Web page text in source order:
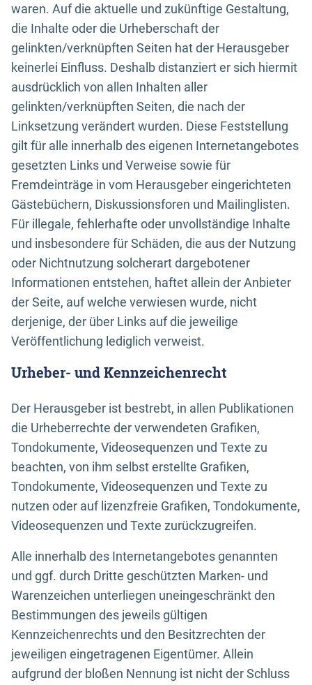
waren. Auf die aktuelle und zukünftige Gestaltung,
die Inhalte oder die Urheberschaft der
gelinkten/verknüpften Seiten hat der Herausgeber
keinerlei Einfluss. Deshalb distanziert er sich hiermit
ausdrücklich von allen Inhalten aller
gelinkten/verknüpften Seiten, die nach der
Linksetzung verändert wurden. Diese Feststellung
gilt für alle innerhalb des eigenen Internetangebotes
gesetzten Links und Verweise sowie für
Fremdeinträge in vom Herausgeber eingerichteten
Gästebüchern, Diskussionsforen und Mailinglisten.
Für illegale, fehlerhafte oder unvollständige Inhalte
und insbesondere für Schäden, die aus der Nutzung
oder Nichtnutzung solcherart dargebotener
Informationen entstehen, haftet allein der Anbieter
der Seite, auf welche verwiesen wurde, nicht
derjenige, der über Links auf die jeweilige
Veröffentlichung lediglich verweist.
Urheber- und Kennzeichenrecht
Der Herausgeber ist bestrebt, in allen Publikationen
die Urheberrechte der verwendeten Grafiken,
Tondokumente, Videosequenzen und Texte zu
beachten, von ihm selbst erstellte Grafiken,
Tondokumente, Videosequenzen und Texte zu
nutzen oder auf lizenzfreie Grafiken, Tondokumente,
Videosequenzen und Texte zurückzugreifen.
Alle innerhalb des Internetangebotes genannten
und ggf. durch Dritte geschützten Marken- und
Warenzeichen unterliegen uneingeschränkt den
Bestimmungen des jeweils gültigen
Kennzeichenrechts und den Besitzrechten der
jeweiligen eingetragenen Eigentümer. Allein
aufgrund der bloßen Nennung ist nicht der Schluss